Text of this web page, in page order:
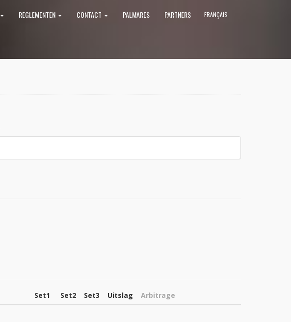
REGLEMENTEN CONTACT PALMARES PARTNERS FRANÇAIS
Set1 Set2 Set3 Uitslag Arbitrage